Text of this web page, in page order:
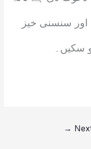
سنسنی خیز
سکیں۔
→